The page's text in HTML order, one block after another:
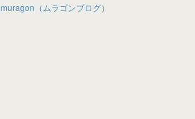
muragon（ムラゴンブログ）